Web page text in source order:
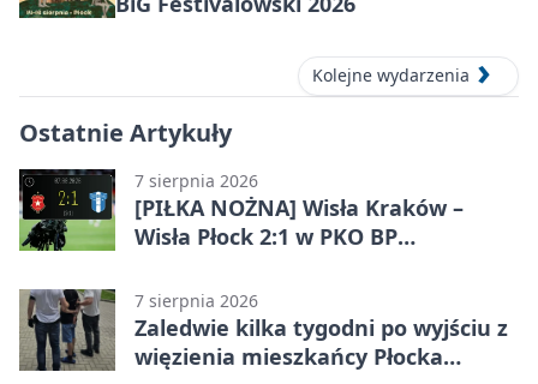
Kolejne wydarzenia
Ostatnie Artykuły
7 sierpnia 2026
[PIŁKA NOŻNA] Wisła Kraków –
Wisła Płock 2:1 w PKO BP
rozstrzygnęli mecz przed przerwą
7 sierpnia 2026
Zaledwie kilka tygodni po wyjściu z
więzienia mieszkańcy Płocka